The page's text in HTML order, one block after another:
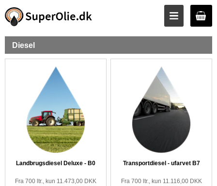
Diesel
Landbrugsdiesel Deluxe - B0
Fra 700 ltr., kun 11.473,00DKK
Transportdiesel - ufarvet B7
Fra 700 ltr., kun 11.116,00DKK